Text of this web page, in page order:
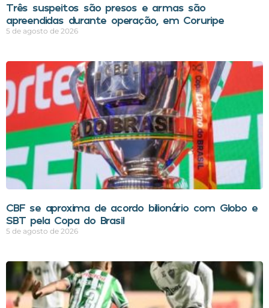
Três suspeitos são presos e armas são
apreendidas durante operação, em Coruripe
5 de agosto de 2026
CBF se aproxima de acordo bilionário com Globo e
SBT pela Copa do Brasil
5 de agosto de 2026